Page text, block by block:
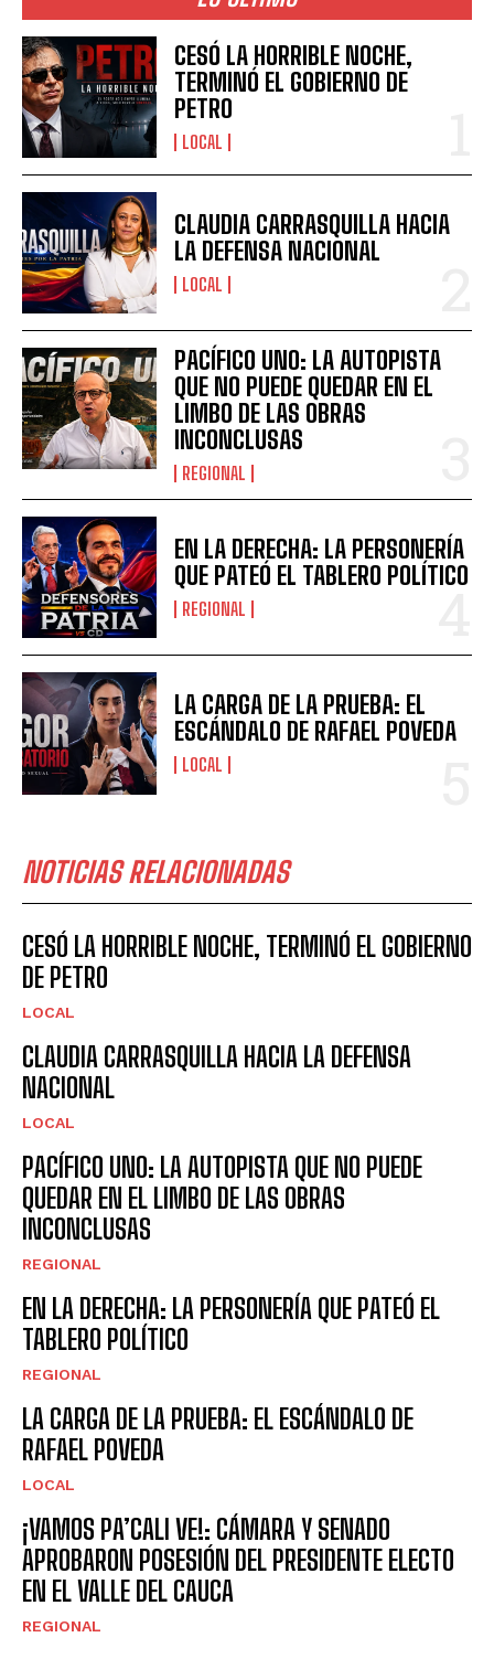
CESÓ LA HORRIBLE NOCHE,
TERMINÓ EL GOBIERNO DE
PETRO
LOCAL
CLAUDIA CARRASQUILLA HACIA
LA DEFENSA NACIONAL
LOCAL
PACÍFICO UNO: LA AUTOPISTA
QUE NO PUEDE QUEDAR EN EL
LIMBO DE LAS OBRAS
INCONCLUSAS
REGIONAL
EN LA DERECHA: LA PERSONERÍA
QUE PATEÓ EL TABLERO POLÍTICO
REGIONAL
LA CARGA DE LA PRUEBA: EL
ESCÁNDALO DE RAFAEL POVEDA
LOCAL
NOTICIAS RELACIONADAS
CESÓ LA HORRIBLE NOCHE, TERMINÓ EL GOBIERNO
DE PETRO
LOCAL
CLAUDIA CARRASQUILLA HACIA LA DEFENSA
NACIONAL
LOCAL
PACÍFICO UNO: LA AUTOPISTA QUE NO PUEDE
QUEDAR EN EL LIMBO DE LAS OBRAS
INCONCLUSAS
REGIONAL
EN LA DERECHA: LA PERSONERÍA QUE PATEÓ EL
TABLERO POLÍTICO
REGIONAL
LA CARGA DE LA PRUEBA: EL ESCÁNDALO DE
RAFAEL POVEDA
LOCAL
¡VAMOS PA’CALI VE!: CÁMARA Y SENADO
APROBARON POSESIÓN DEL PRESIDENTE ELECTO
EN EL VALLE DEL CAUCA
REGIONAL